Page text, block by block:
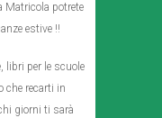
Matricola potrete
estive !!
libri per le scuole
che recarti in
giorni ti sarà